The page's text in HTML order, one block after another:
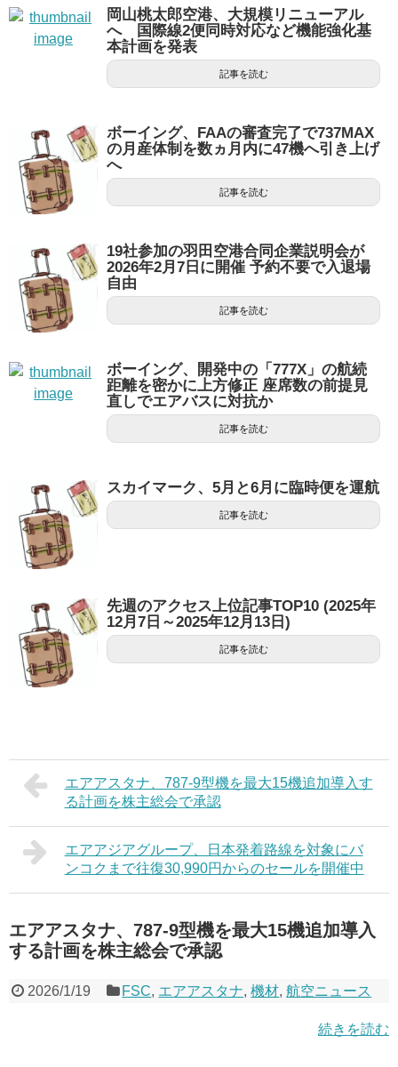
岡山桃太郎空港、大規模リニューアル
へ 国際線2便同時対応など機能強化基
本計画を発表
記事を読む
ボーイング、FAAの審査完了で737MAX
の月産体制を数ヵ月内に47機へ引き上げ
へ
記事を読む
19社参加の羽田空港合同企業説明会が
2026年2月7日に開催 予約不要で入退場
自由
記事を読む
ボーイング、開発中の「777X」の航続
距離を密かに上方修正 座席数の前提見
直しでエアバスに対抗か
記事を読む
スカイマーク、5月と6月に臨時便を運航
記事を読む
先週のアクセス上位記事TOP10 (2025年
12月7日～2025年12月13日)
記事を読む
エアアスタナ、787-9型機を最大15機追加導入す
る計画を株主総会で承認
エアアジアグループ、日本発着路線を対象にバ
ンコクまで往復30,990円からのセールを開催中
エアアスタナ、787-9型機を最大15機追加導入
する計画を株主総会で承認
2026/1/19 FSC, エアアスタナ,機材,航空ニュース
続きを読む